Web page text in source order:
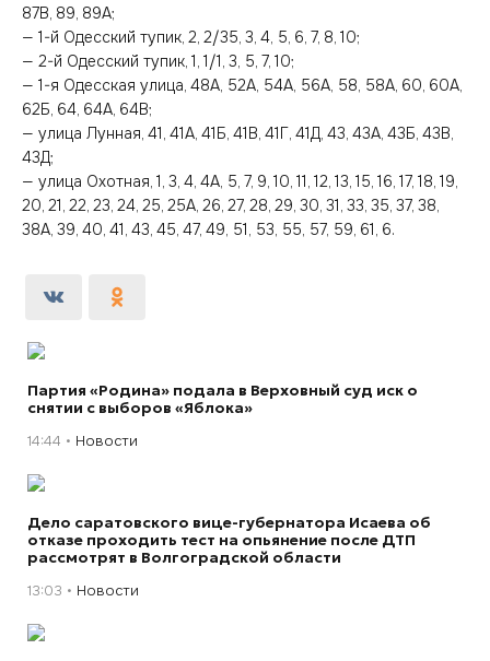
87В, 89, 89А;
— 1-й Одесский тупик, 2, 2/35, 3, 4, 5, 6, 7, 8, 10;
— 2-й Одесский тупик, 1, 1/1, 3, 5, 7, 10;
— 1-я Одесская улица, 48А, 52А, 54А, 56А, 58, 58А, 60, 60А,
62Б, 64, 64А, 64В;
— улица Лунная, 41, 41А, 41Б, 41В, 41Г, 41Д, 43, 43А, 43Б, 43В,
43Д;
— улица Охотная, 1, 3, 4, 4А, 5, 7, 9, 10, 11, 12, 13, 15, 16, 17, 18, 19,
20, 21, 22, 23, 24, 25, 25А, 26, 27, 28, 29, 30, 31, 33, 35, 37, 38,
38А, 39, 40, 41, 43, 45, 47, 49, 51, 53, 55, 57, 59, 61, 6.
Партия «Родина» подала в Верховный суд иск о
снятии с выборов «Яблока»
14:44 Новости
Дело саратовского вице-губернатора Исаева об
отказе проходить тест на опьянение после ДТП
рассмотрят в Волгоградской области
13:03 Новости